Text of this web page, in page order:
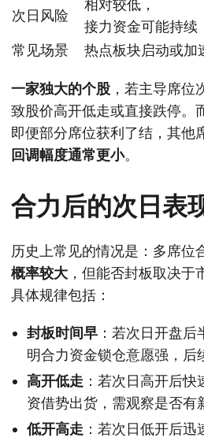
次日风险
相对较低，
接力资金可能持续
常见场景 热点板块启动或加
一家独大的个股 ，若主导席位
致股价高开低走或直接跌停。
即便部分席位获利了结，其他
回调幅度通常更小。
合力后的次日表
历史上常见的情况是：多席位
概率较大 ，但能否封板取决于
具体规律包括：
封板时间早 ：若次日开盘
明合力资金锁仓意愿强，后
高开低走 ：若次日高开后
资借势出货，需观察是否有
低开高走 ：若次日低开后